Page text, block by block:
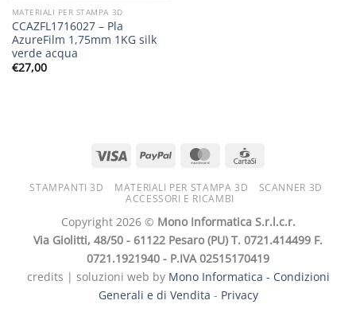
MATERIALI PER STAMPA 3D
CCAZFL1716027 – Pla
AzureFilm 1,75mm 1KG silk
verde acqua
€27,00
STAMPANTI 3D MATERIALI PER STAMPA 3D
SCANNER 3D
ACCESSORI E RICAMBI
Copyright 2026 © Mono Informatica S.r.l.c.r.
Via Giolitti, 48/50 - 61122 Pesaro (PU) T. 0721.414499 F.
0721.1921940 - P.IVA 02515170419
credits | soluzioni web by Mono Informatica - Condizioni
Generali e di Vendita - Privacy